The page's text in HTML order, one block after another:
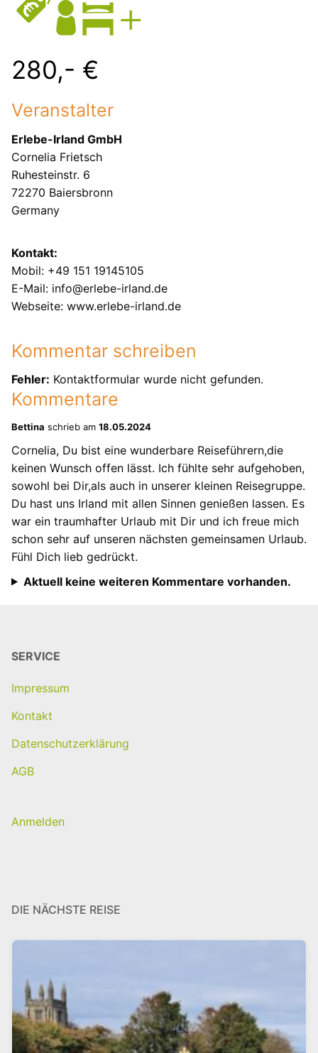
280,- €
Veranstalter
Erlebe-Irland GmbH
Cornelia Frietsch
Ruhesteinstr. 6
72270 Baiersbronn
Germany
Kontakt:
Mobil: +49 151 19145105
E-Mail: info@erlebe-irland.de
Webseite: www.erlebe-irland.de
Kommentar schreiben
Fehler: Kontaktformular wurde nicht gefunden.
Kommentare
Bettina schrieb am 18.05.2024
Cornelia, Du bist eine wunderbare Reiseführern,die
keinen Wunsch offen lässt. Ich fühlte sehr aufgehoben,
sowohl bei Dir,als auch in unserer kleinen Reisegruppe.
Du hast uns Irland mit allen Sinnen genießen lassen. Es
war ein traumhafter Urlaub mit Dir und ich freue mich
schon sehr auf unseren nächsten gemeinsamen Urlaub.
Fühl Dich lieb gedrückt.
Aktuell keine weiteren Kommentare vorhanden.
SERVICE
Impressum
Kontakt
Datenschutzerklärung
AGB
Anmelden
DIE NÄCHSTE REISE